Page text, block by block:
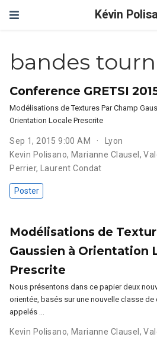
Kévin
bandes
Conference GRETSI
Modélisations de Textures Par Champ
Orientation Locale Prescrite
Sep 1, 2015 9:00 AM
Lyon
Kevin Polisano, Marianne Clausel ,
Perrier, Laurent Condat
Poster
Modélisations de
Gaussien à Orientation
Prescrite
Nous présentons dans ce papier deux
orientée, basés sur une nouvelle classe
appelés …
Kevin Polisano, Marianne Clausel ,